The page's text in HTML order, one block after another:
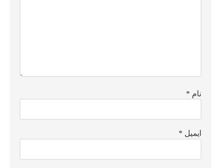
نام *
ایمیل *